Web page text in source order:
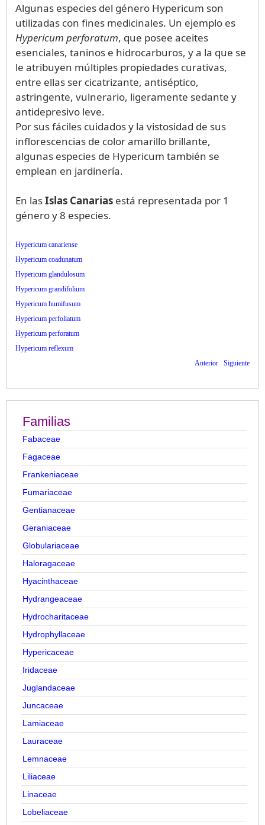
Algunas especies del género Hypericum son
utilizadas con fines medicinales. Un ejemplo es
Hypericum perforatum, que posee aceites
esenciales, taninos e hidrocarburos, y a la que se
le atribuyen múltiples propiedades curativas,
entre ellas ser cicatrizante, antiséptico,
astringente, vulnerario, ligeramente sedante y
antidepresivo leve.
Por sus fáciles cuidados y la vistosidad de sus
inflorescencias de color amarillo brillante,
algunas especies de Hypericum también se
emplean en jardinería.
En lasIslas Canarias está representada por 1
género y 8 especies.
Hypericum canariense
Hypericum coadunatum
Hypericum glandulosum
Hypericum grandifolium
Hypericum humifusum
Hypericum perfoliatum
Hypericum perforatum
Hypericum reflexum
Anterior
Siguiente
Familias
Fabaceae
Fagaceae
Frankeniaceae
Fumariaceae
Gentianaceae
Geraniaceae
Globulariaceae
Haloragaceae
Hyacinthaceae
Hydrangeaceae
Hydrocharitaceae
Hydrophyllaceae
Hypericaceae
Iridaceae
Juglandaceae
Juncaceae
Lamiaceae
Lauraceae
Lemnaceae
Liliaceae
Linaceae
Lobeliaceae